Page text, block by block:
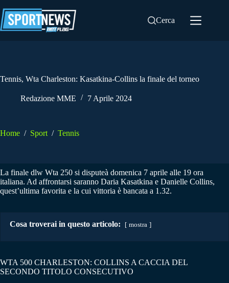
al
contenuto
Cerca
Tennis, Wta Charleston: Kasatkina-Collins la finale del torneo
Redazione MME 7 Aprile 2024
Home / Sport / Tennis
La finale dlw Wta 250 si disputeà domenica 7 aprile alle 19 ora
italiana. Ad affrontarsi saranno Daria Kasatkina e Danielle Collins,
quest’ultima favorita e la cui vittoria è bancata a 1.32.
Cosa troverai in questo articolo: mostra
WTA 500 CHARLESTON: COLLINS A CACCIA DEL
SECONDO TITOLO CONSECUTIVO